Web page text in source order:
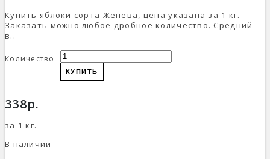
Купить яблоки сорта Женева, цена указана за 1 кг.
Заказать можно любое дробное количество. Средний
в..
Количество
КУПИТЬ
338р.
за 1 кг.
В наличии